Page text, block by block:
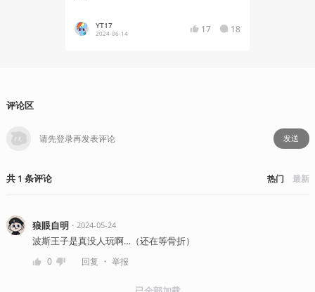
YT17
2024-06-14 17 18
评论区
发送
共 1 条评论 热门 最新
狼眼自明 ・ 2024-05-24
波斯王子是真没人玩啊…（还在等骨折）
0 回复 ・ 举报